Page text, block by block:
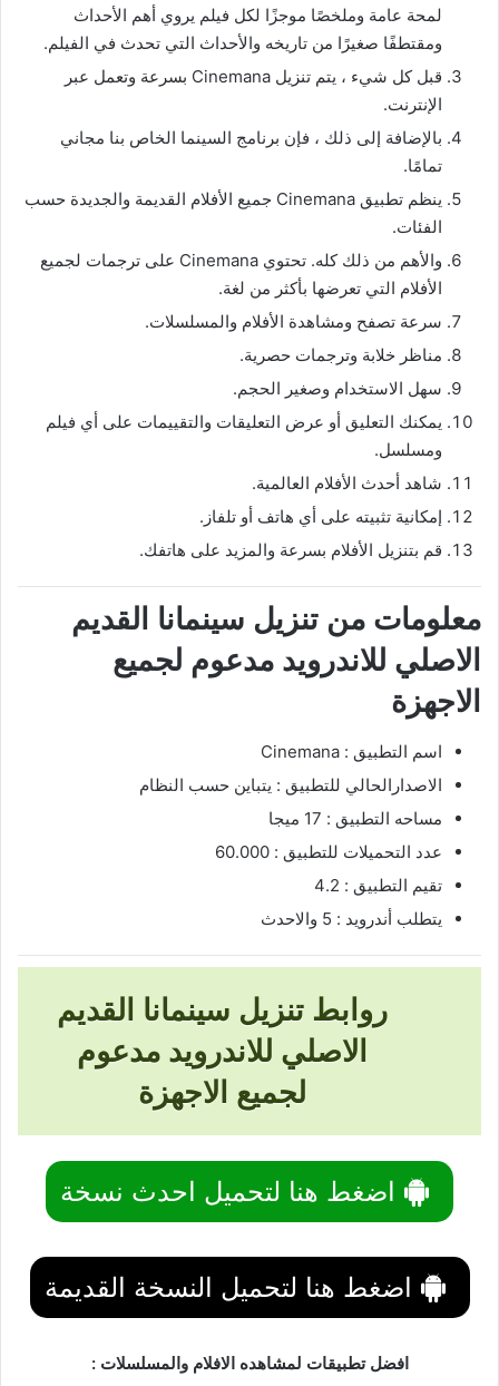
لمحة عامة وملخصًا موجزًا ​​لكل فيلم يروي أهم الأحداث
ومقتطفًا صغيرًا من تاريخه والأحداث التي تحدث في الفيلم.
قبل كل شيء ، يتم تنزيل Cinemana بسرعة وتعمل عبر
الإنترنت.
بالإضافة إلى ذلك ، فإن برنامج السينما الخاص بنا مجاني
تمامًا.
ينظم تطبيق Cinemana جميع الأفلام القديمة والجديدة حسب
الفئات.
والأهم من ذلك كله. تحتوي Cinemana على ترجمات لجميع
الأفلام التي تعرضها بأكثر من لغة.
سرعة تصفح ومشاهدة الأفلام والمسلسلات.
مناظر خلابة وترجمات حصرية.
سهل الاستخدام وصغير الحجم.
يمكنك التعليق أو عرض التعليقات والتقييمات على أي فيلم
ومسلسل.
شاهد أحدث الأفلام العالمية.
إمكانية تثبيته على أي هاتف أو تلفاز.
قم بتنزيل الأفلام بسرعة والمزيد على هاتفك.
معلومات من تنزيل سينمانا القديم
الاصلي للاندرويد مدعوم لجميع
الاجهزة
اسم التطبيق : Cinemana
الاصدارالحالي للتطبيق : يتباين حسب النظام
مساحه التطبيق : 17 ميجا
عدد التحميلات للتطبيق : 60.000
تقيم التطبيق : 4.2
يتطلب أندرويد : 5 والاحدث
روابط تنزيل سينمانا القديم
الاصلي للاندرويد مدعوم
لجميع الاجهزة
اضغط هنا لتحميل احدث نسخة
اضغط هنا لتحميل النسخة القديمة
افضل تطبيقات لمشاهده الافلام والمسلسلات :